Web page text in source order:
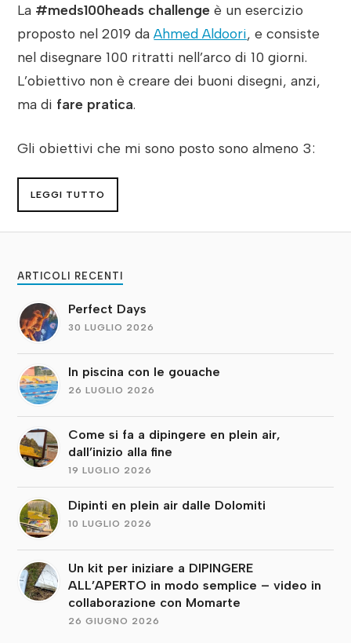
La #meds100heads challenge è un esercizio
proposto nel 2019 daAhmed Aldoori, e consiste
nel disegnare 100 ritratti nell’arco di 10 giorni.
L’obiettivo non è creare dei buoni disegni, anzi,
ma di fare pratica.
Gli obiettivi che mi sono posto sono almeno 3:
LEGGI TUTTO
ARTICOLI RECENTI
Perfect Days
30 LUGLIO 2026
In piscina con le gouache
26 LUGLIO 2026
Come si fa a dipingere en plein air,
dall’inizio alla fine
19 LUGLIO 2026
Dipinti en plein air dalle Dolomiti
10 LUGLIO 2026
Un kit per iniziare a DIPINGERE
ALL’APERTO in modo semplice – video in
collaborazione con Momarte
26 GIUGNO 2026